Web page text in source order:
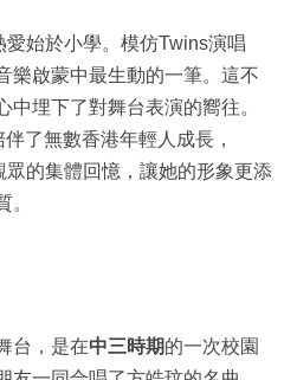
始於小學。模仿Twins演唱
樂啟蒙中最生動的一筆。這不
埋下了對舞台表演的嚮往。
了無數香港年輕人成長，
的集體回憶，讓她的形象更添
台，是在中三時期的一次校園